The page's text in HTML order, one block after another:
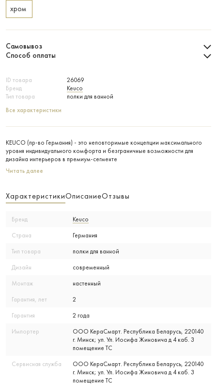
ID товара
26069
Бренд
Keuco
Тип товара
полки для ванной
Все характеристики
KEUCO (пр-во Германия) - это неповторимые концепции максимального
уровня индивидуального комфорта и безграничные возможности для
дизайна интерьеров в премиум-сегменте
Читать далее
хром
Самовывоз
Способ оплаты
ХарактеристикиОписаниеОтзывы
Бренд Keuco
Страна Германия
Тип товара полки для ванной
Дизайн современный
Монтаж настенный
Гарантия, лет 2
Гарантия 2 года
Импортер
ООО КераСмарт. Республика Беларусь, 220140
г. Минск; ул. Ул. Иосифа Жиновича д 4 каб. 3
помещение ТС
Сервисная служба
ООО КераСмарт. Республика Беларусь, 220140
г. Минск; ул. Ул. Иосифа Жиновича д 4 каб. 3
помещение ТС